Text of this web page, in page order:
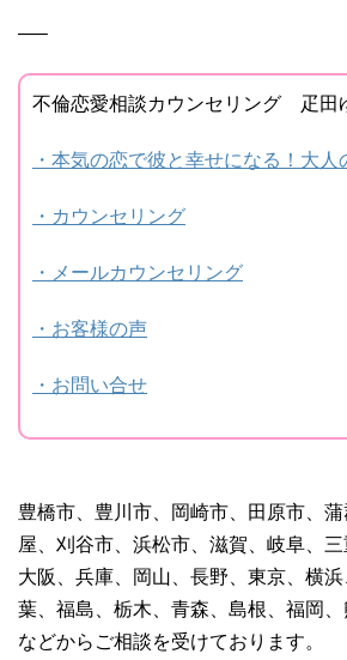
—–
不倫恋愛相談カウンセリング 疋田
・本気の恋で彼と幸せになる！大
・カウンセリング
・メールカウンセリング
・お客様の声
・お問い合せ
豊橋市、豊川市、岡崎市、田原市、
屋、刈谷市、浜松市、滋賀、岐阜、三
大阪、兵庫、岡山、長野、東京、横
葉、福島、栃木、青森、島根、福岡
などからご相談を受けております。